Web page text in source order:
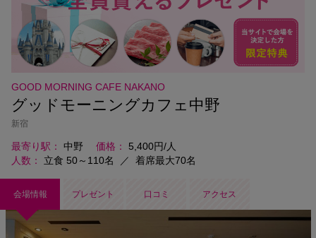
GOOD MORNING CAFE NAKANO
グッドモーニングカフェ中野
新宿
最寄り駅 中野 価格
5,400円/人
人数
立食 50～110名 ／ 着席最大70名
会場情報 プレゼント 口コミ アクセス